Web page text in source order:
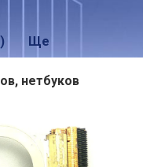
Ще
нетбуков